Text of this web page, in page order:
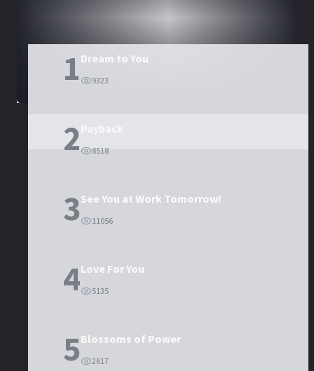
1 Dream to You
9323
2 8518
3See You at Work Tomorrow!
11056
4Love For You
5135
5Blossoms of Power
2617